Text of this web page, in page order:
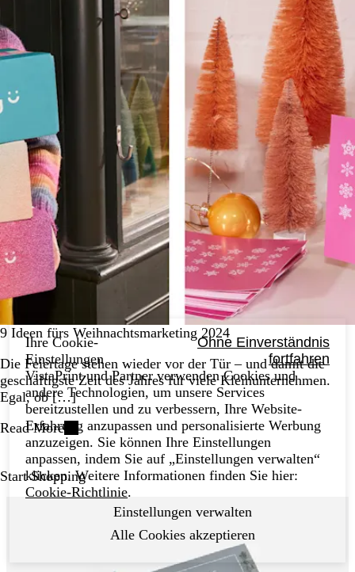
9 Ideen fürs Weihnachtsmarketing 2024
Die Feiertage stehen wieder vor der Tür – und damit die
geschäftigste Zeit des Jahres für viele Kleinunternehmen.
Egal, ob […]
Read More
Start Shopping
Ihre Cookie-
Einstellungen
Ohne Einverständnis
fortfahren
VistaPrint und Partner verwenden Cookies und
andere Technologien, um unsere Services
bereitzustellen und zu verbessern, Ihre Website-
Erfahrung anzupassen und personalisierte Werbung
anzuzeigen. Sie können Ihre Einstellungen
anpassen, indem Sie auf „Einstellungen verwalten“
klicken. Weitere Informationen finden Sie hier:
Cookie-Richtlinie.
Einstellungen verwalten
Alle Cookies akzeptieren